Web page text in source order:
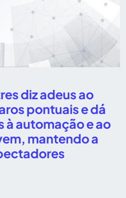
diz adeus ao
pontuais e dá
à automação e ao
mantendo a